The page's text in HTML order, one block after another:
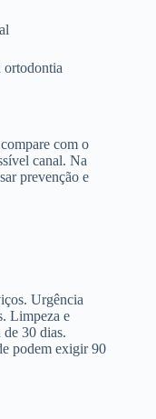
ortodontia
com o
canal. Na
prevenção e
Urgência
Limpeza e
30 dias.
podem exigir 90